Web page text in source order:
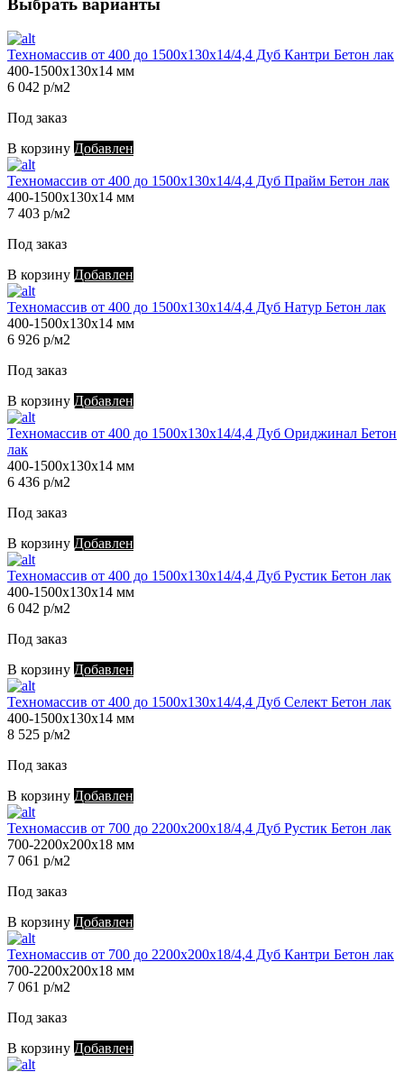
Техномассив от 400 до 1500х130х14/4,4 Дуб Кантри Бетон лак
400-1500х130х14 мм
6 042 р/м2
Под заказ
В корзину Добавлен
Техномассив от 400 до 1500х130х14/4,4 Дуб Прайм Бетон лак
400-1500х130х14 мм
7 403 р/м2
Под заказ
В корзину Добавлен
Техномассив от 400 до 1500х130х14/4,4 Дуб Натур Бетон лак
400-1500х130х14 мм
6 926 р/м2
Под заказ
В корзину Добавлен
Техномассив от 400 до 1500х130х14/4,4 Дуб Ориджинал Бетон
лак
400-1500х130х14 мм
6 436 р/м2
Под заказ
В корзину Добавлен
Техномассив от 400 до 1500х130х14/4,4 Дуб Рустик Бетон лак
400-1500х130х14 мм
6 042 р/м2
Под заказ
В корзину Добавлен
Техномассив от 400 до 1500х130х14/4,4 Дуб Селект Бетон лак
400-1500х130х14 мм
8 525 р/м2
Под заказ
В корзину Добавлен
Техномассив от 700 до 2200х200х18/4,4 Дуб Рустик Бетон лак
700-2200х200х18 мм
7 061 р/м2
Под заказ
В корзину Добавлен
Техномассив от 700 до 2200х200х18/4,4 Дуб Кантри Бетон лак
700-2200х200х18 мм
7 061 р/м2
Под заказ
В корзину Добавлен